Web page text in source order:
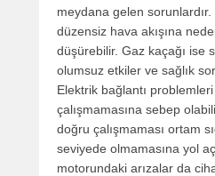
meydana gelen sorunlardır.
düzensiz hava akışına
düşürebilir. Gaz kaçağı ise
olumsuz etkiler ve sağlık
Elektrik bağlantı problemleri
çalışmamasına sebep
doğru çalışmaması ortam
seviyede olmamasına yol
motorundaki arızalar da